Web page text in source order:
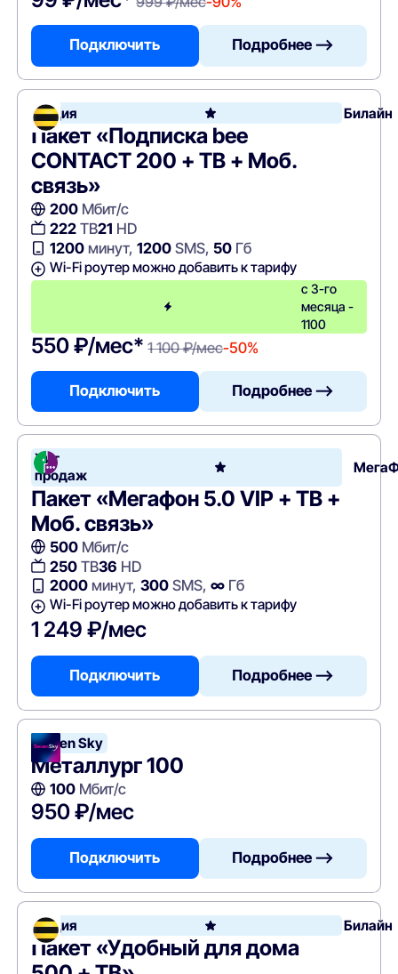
Подключить Подробнее —>
Акция Билайн
Пакет «Подписка bee
CONTACT 200 + ТВ + Моб.
связь»
200Мбит/с
222ТВ21 HD
1200минут, 1200SMS, 50Гб
Wi-Fi роутер можно добавить к тарифу
с 3-го
месяца -
1100
550 ₽/мес* 1 100 ₽/мес-50%
Подключить Подробнее —>
Хит
продаж
Пакет «Мегафон 5.0 VIP + ТВ +
Моб. связь»
500Мбит/с
250ТВ36 HD
2000минут, 300SMS, ∞Гб
Wi-Fi роутер можно добавить к тарифу
1 249 ₽/мес
Подключить Подробнее —>
Seven Sky
Металлург 100
100Мбит/с
950 ₽/мес
Подключить Подробнее —>
Акция Билайн
Пакет «Удобный для дома